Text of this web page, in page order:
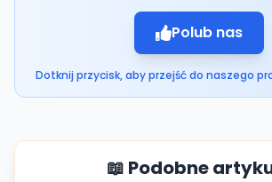
Polub nas
Dotknij przycisk, aby przejść do naszego
📖 Podobne